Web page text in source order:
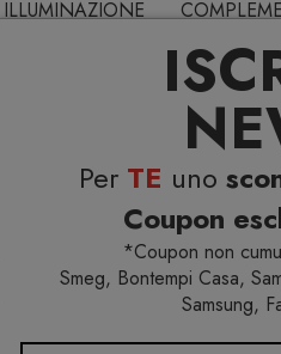
Per TE uno
Coupon
*Coupon non
Smeg, Bontempi Casa,
Samsung,
ILLUMINAZIONE
Tavola Alzatine I